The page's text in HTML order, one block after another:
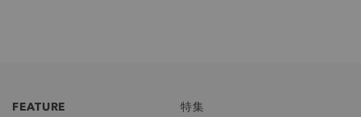
FEATURE
特集